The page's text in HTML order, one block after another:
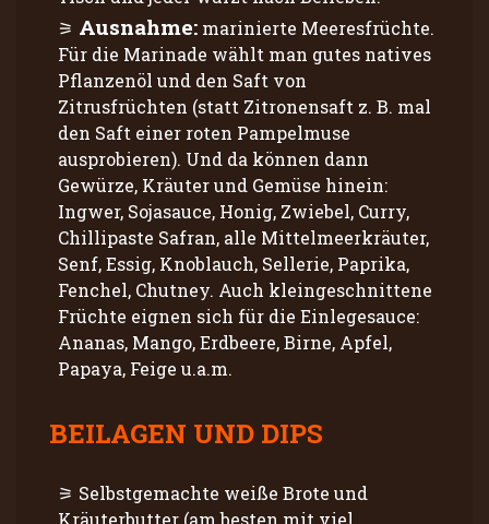
Ausnahme: marinierte Meeresfrüchte.
Für die Marinade wählt man gutes natives
Pflanzenöl und den Saft von
Zitrusfrüchten (statt Zitronensaft z. B. mal
den Saft einer roten Pampelmuse
ausprobieren). Und da können dann
Gewürze, Kräuter und Gemüse hinein:
Ingwer, Sojasauce, Honig, Zwiebel, Curry,
Chillipaste Safran, alle Mittelmeerkräuter,
Senf, Essig, Knoblauch, Sellerie, Paprika,
Fenchel, Chutney. Auch kleingeschnittene
Früchte eignen sich für die Einlegesauce:
Ananas, Mango, Erdbeere, Birne, Apfel,
Papaya, Feige u.a.m.
BEILAGEN UND DIPS
Selbstgemachte weiße Brote und
Kräuterbutter (am besten mit viel